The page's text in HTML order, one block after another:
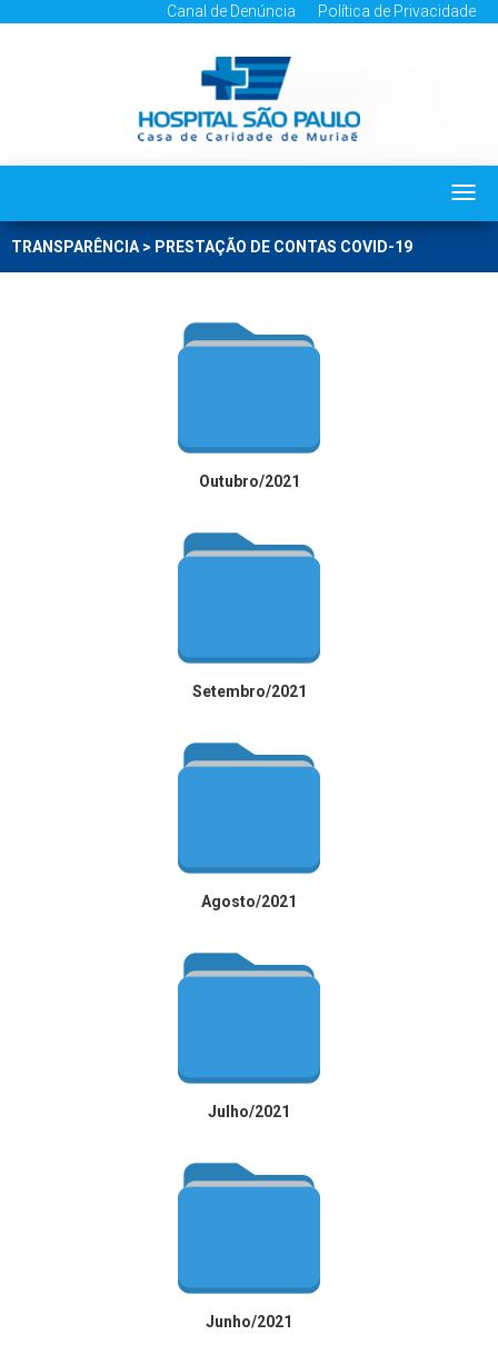
Canal de Denúncia Política de Privacidade
TRANSPARÊNCIA > PRESTAÇÃO DE CONTAS COVID-19
Outubro/2021
Setembro/2021
Agosto/2021
Julho/2021
Junho/2021